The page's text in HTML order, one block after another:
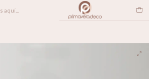
Paisaje Japonés